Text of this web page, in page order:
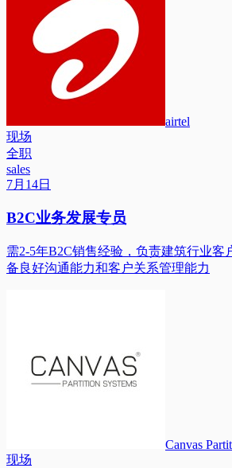
airtel
现场
全职
sales
7月14日
B2C业务发展专员
需2-5年B2C销售经验，负责建筑行业客
备良好沟通能力和客户关系管理能力
Canvas
现场